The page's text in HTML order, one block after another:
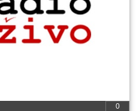
0